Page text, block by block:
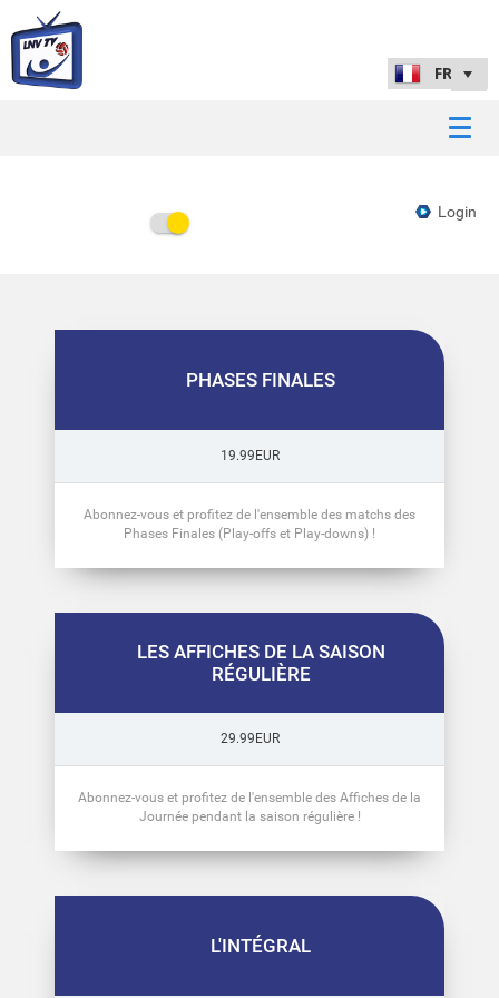
Login
PHASES FINALES
19.99EUR
Abonnez-vous et profitez de l'ensemble des matchs des
Phases Finales (Play-offs et Play-downs) !
LES AFFICHES DE LA SAISON
RÉGULIÈRE
29.99EUR
Abonnez-vous et profitez de l'ensemble des Affiches de la
Journée pendant la saison régulière !
L'INTÉGRAL